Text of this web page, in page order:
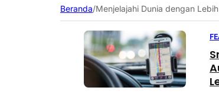
Beranda/Menjelajahi Dunia dengan